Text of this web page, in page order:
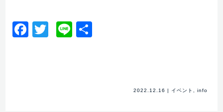
Facebook
Twitter
Line
2022.12.16 | イベント info